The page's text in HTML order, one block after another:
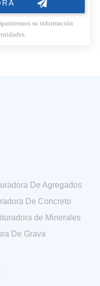
su información
De Agregados
De Concreto
de Minerales
De Grava